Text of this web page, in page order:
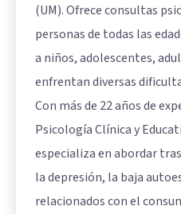
(UM). Ofrece consultas
personas de todas las
a niños, adolescentes,
enfrentan diversas
Con más de 22 años de
Psicología Clínica y
especializa en abordar
la depresión, la baja
relacionados con el